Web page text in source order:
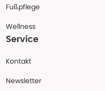
Fußpflege
Wellness
Service
Kontakt
Newsletter